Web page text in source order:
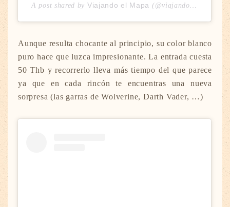
A post shared by Viajando el Mapa (@viajandoelmapa) on
Aunque resulta chocante al principio, su color blanco
puro hace que luzca impresionante. La entrada cuesta
50 Thb y recorrerlo lleva más tiempo del que parece
ya que en cada rincón te encuentras una nueva
sorpresa (las garras de Wolverine, Darth Vader, …)